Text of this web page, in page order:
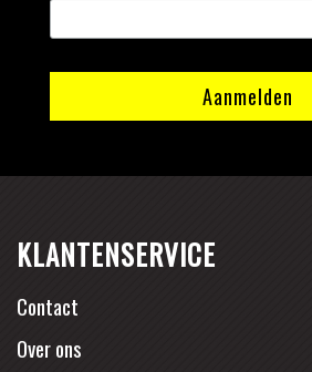
KLANTENSERVICE
Contact
Over ons